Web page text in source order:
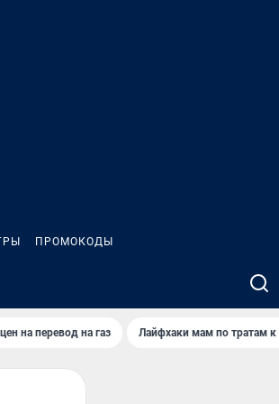
ПРОМОКОДЫ
на перевод на газ Лайфхаки мам по тратам